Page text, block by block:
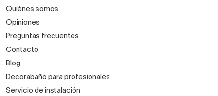
Quiénes somos
Opiniones
Preguntas frecuentes
Contacto
Blog
Decorabaño para profesionales
Servicio de instalación